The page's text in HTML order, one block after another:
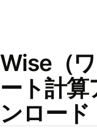
Wise（
ート計算
ンロード